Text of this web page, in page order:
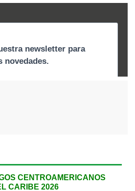
CENTROAMERICANOS
CARIBE 2026